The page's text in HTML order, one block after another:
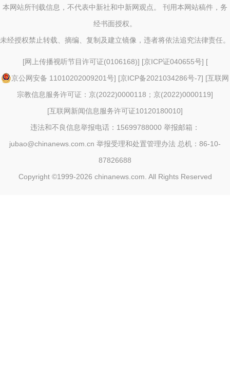
本网站所刊载信息，不代表中新社和中新网观点。 刊用本网站稿件，务
经书面授权。
未经授权禁止转载、摘编、复制及建立镜像，违者将依法追究法律责任。
[网上传播视听节目许可证(0106168)] [京ICP证040655号] [
京公网安备 11010202009201号] [京ICP备2021034286号-7] [互联网
宗教信息服务许可证：京(2022)0000118；京(2022)0000119]
[互联网新闻信息服务许可证10120180010]
违法和不良信息举报电话：15699788000 举报邮箱：
jubao@chinanews.com.cn 举报受理和处置管理办法 总机：86-10-
87826688
Copyright ©1999-2026 chinanews.com. All Rights Reserved